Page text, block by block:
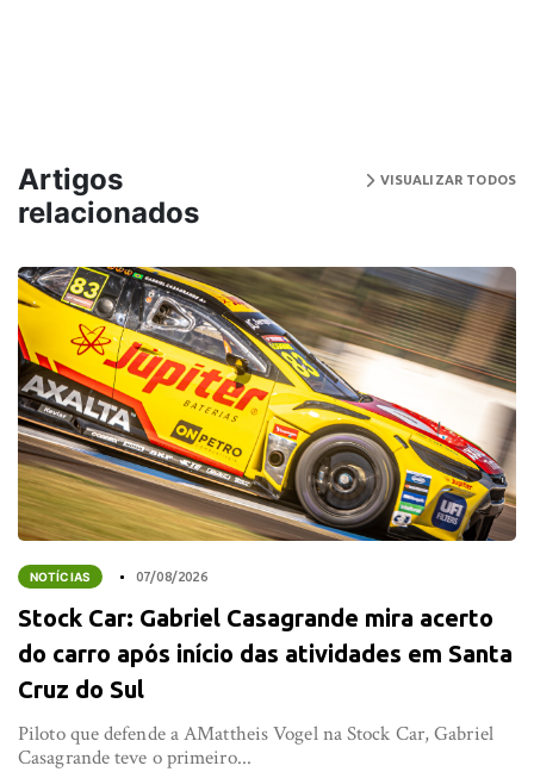
Artigos
relacionados
VISUALIZAR TODOS
NOTÍCIAS 07/08/2026
Stock Car: Gabriel Casagrande mira acerto
do carro após início das atividades em Santa
Cruz do Sul
Piloto que defende a AMattheis Vogel na Stock Car, Gabriel
Casagrande teve o primeiro...